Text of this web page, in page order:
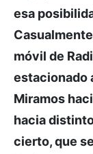
esa
móvil de
estacionado
Miramos
hacia
cierto, que